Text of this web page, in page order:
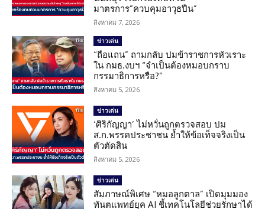
มาตรการ”ควบคุมอาวุธปืน”
สิงหาคม 7, 2026
ข่าวเด่น
“ถือแถน” ถามกลับ ปมข้าราชการหัวเราะ
ใน กมธ.งบฯ “จำเป็นต้องหมอบกราบ
กรรมาธิการหรือ?”
สิงหาคม 5, 2026
ข่าวเด่น
‘ศิริกัญญา’ ไม่หวั่นถูกตรวจสอบ ปม
ส.ก.พรรคประชาชน ย้ำให้ข้อเท็จจริงเป็น
ตัวตัดสิน
สิงหาคม 5, 2026
ข่าวเด่น
สัมภาษณ์พิเศษ “หมอลูกตาล” เปิดมุมมอง
ทันตแพทย์ยุค AI ชี้เทคโนโลยีช่วยรักษาได้